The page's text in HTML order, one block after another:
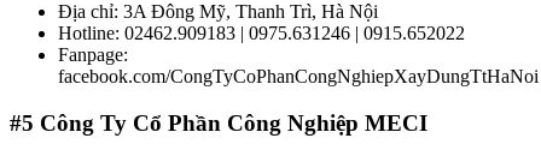
Địa chỉ: 3A Đông Mỹ, Thanh Trì, Hà Nội
Hotline: 02462.909183 | 0975.631246 | 0915.652022
Fanpage:
facebook.com/CongTyCoPhanCongNghiepXayDungTtHaNoi
#5 Công Ty Cổ Phần Công Nghiệp MECI